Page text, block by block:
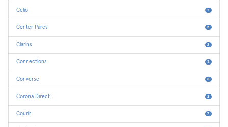
Celio 2
Center Parcs 5
Clarins 2
Connections 3
Converse 8
Corona Direct 2
Courir 7